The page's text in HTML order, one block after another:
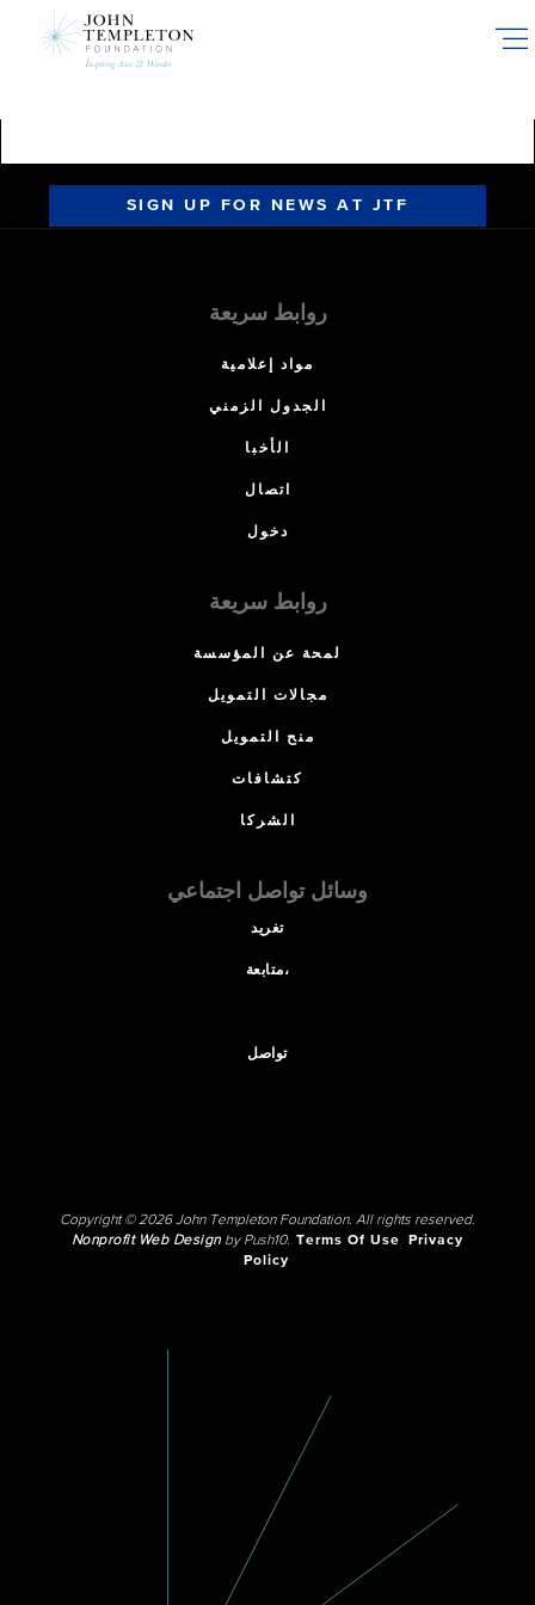
SIGN UP FOR NEWS AT JTF
روابط سريعة
مواد إعلامية
الجدول الزمني
الأخبا
اتصال
دخول
روابط سريعة
لمحة عن المؤسسة
مجالات التمويل
منح التمويل
كتشافات
الشركا
وسائل تواصل اجتماعي
تغريد
متابعة،
تواصل
Copyright © 2026 John Templeton Foundation. All rights reserved.
Nonprofit Web Designby Push10. Terms Of Use
Privacy
Policy